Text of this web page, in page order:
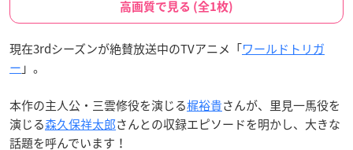
高画質で見る (全1枚)
現在3rdシーズンが絶賛放送中のTVアニメ「ワールドトリガ
ー 」。
本作の主人公・三雲修役を演じる梶裕貴さんが、里見一馬役を
演じる森久保祥太郎さんとの収録エピソードを明かし、大きな
話題を呼んでいます！